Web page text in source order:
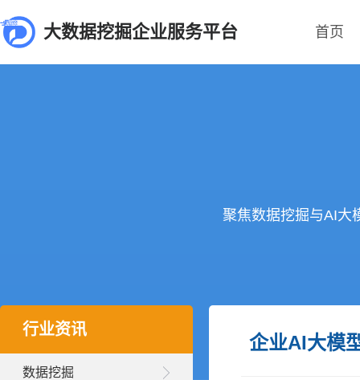
大数据挖掘企业服务平台 首页
聚焦数据挖掘与AI大
企业AI大模
行业资讯
数据挖掘